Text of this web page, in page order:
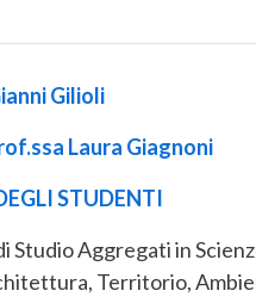
Gilioli
Laura Giagnoni
STUDENTI
Studio Aggregati in
Territorio,